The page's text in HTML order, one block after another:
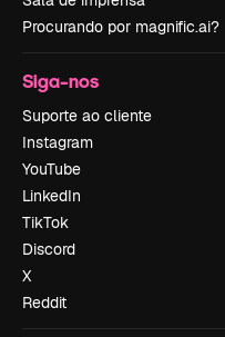
Procurando por magnific.ai?
Siga-nos
Suporte ao cliente
Instagram
YouTube
LinkedIn
TikTok
Discord
X
Reddit